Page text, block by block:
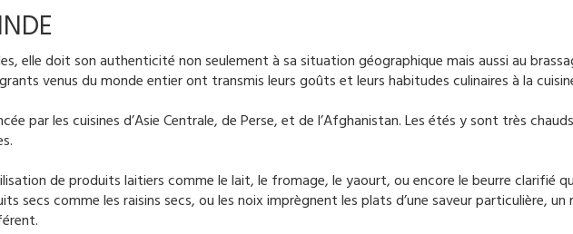
elle doit son authenticité non seulement à sa situation géographique mais aussi au
venus du monde entier ont transmis leurs goûts et leurs habitudes culinaires à la
par les cuisines d’Asie Centrale, de Perse, et de l’Afghanistan. Les étés y sont très
de produits laitiers comme le lait, le fromage, le yaourt, ou encore le beurre clarifié
secs comme les raisins secs, ou les noix imprègnent les plats d’une saveur particulière,